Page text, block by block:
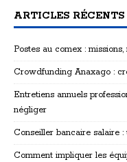
ARTICLES RÉCENTS
Postes au comex :
Crowdfunding Anaxago :
Entretiens annuels
négliger
Conseiller bancaire salaire
Comment impliquer les